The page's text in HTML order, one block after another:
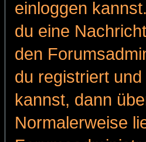
einloggen
du eine
den
du registriert
kannst, dann
Normalerweise